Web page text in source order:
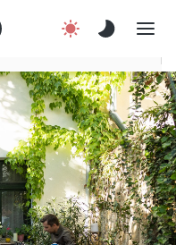
Csatlakozz!
Kapcsolat
En